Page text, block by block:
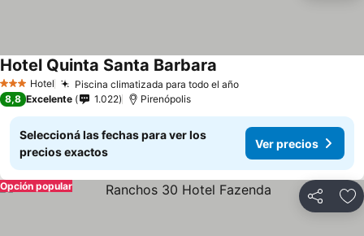
3 Estrellas
Hotel Piscina climatizada para todo el añoVer precios
Hotel Quinta Santa Barbara
8,8 Excelente 1.022 Pirenópolis
Seleccioná las fechas para ver los
precios exactos
Ver precios
Compartir
Opción popular